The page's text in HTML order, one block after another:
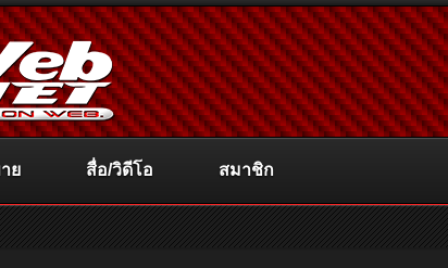
ย สื่อ/วิดีโอ สมาชิก